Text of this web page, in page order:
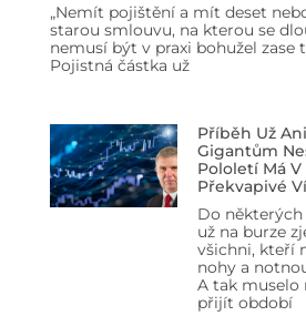
„Nemít pojištění a mít deset
starou smlouvu, na kterou se
nemusí být v praxi bohužel zase
Pojistná částka už
Příběh Už
Gigantům
Pololetí Má
Překvapivé
Do
už na burze
všichni, kteří
nohy a
A tak muselo
přijít období